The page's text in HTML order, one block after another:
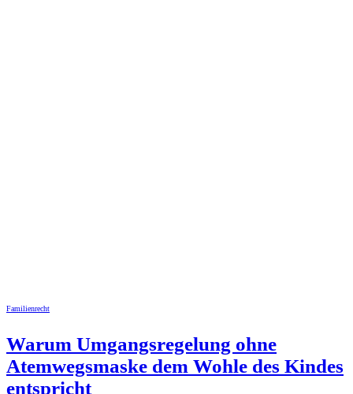
Familienrecht
Warum Umgangsregelung ohne
Atemwegsmaske dem Wohle des Kindes
entspricht